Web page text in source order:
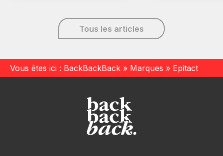
Tous les articles
Vous êtes ici : BackBackBack » Marques » Epitact